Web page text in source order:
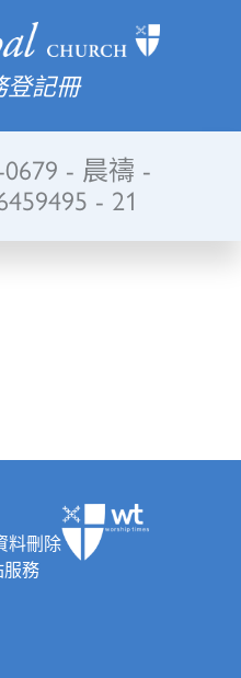
登記冊
0679 - 晨禱 -
- 21
料刪除
務